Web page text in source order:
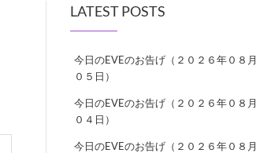
LATEST POSTS
今日のEVEのお告げ（２０２６年０８月
０５日）
今日のEVEのお告げ（２０２６年０８月
０４日）
今日のEVEのお告げ（２０２６年０８月